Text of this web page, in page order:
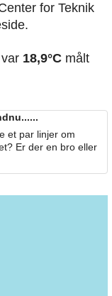
for Teknik
18,9°C målt
et par linjer om
Er der en bro eller